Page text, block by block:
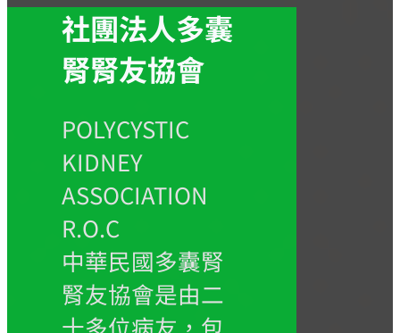
社團法人多囊
腎腎友協會
POLYCYSTIC
KIDNEY
ASSOCIATION
R.O.C
中華民國多囊腎
腎友協會是由二